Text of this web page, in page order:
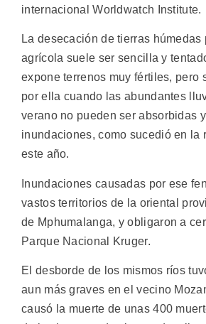
internacional Worldwatch Institute.
La desecación de tierras húmedas
agrícola suele ser sencilla y
expone terrenos muy fértiles, pero
por ella cuando las abundantes
verano no pueden ser absorbidas
inundaciones, como sucedió en la
este año.
Inundaciones causadas por ese
vastos territorios de la oriental
de Mphumalanga, y obligaron a
Parque Nacional Kruger.
El desborde de los mismos ríos
aun más graves en el vecino
causó la muerte de unas 400